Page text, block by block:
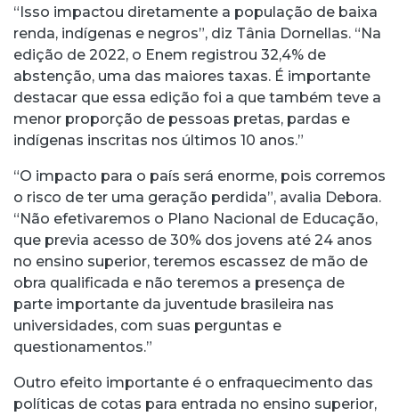
“Isso impactou diretamente a população de baixa
renda, indígenas e negros”, diz Tânia Dornellas. “Na
edição de 2022, o Enem registrou 32,4% de
abstenção, uma das maiores taxas. É importante
destacar que essa edição foi a que também teve a
menor proporção de pessoas pretas, pardas e
indígenas inscritas nos últimos 10 anos.”
“O impacto para o país será enorme, pois corremos
o risco de ter uma geração perdida”, avalia Debora.
“Não efetivaremos o Plano Nacional de Educação,
que previa acesso de 30% dos jovens até 24 anos
no ensino superior, teremos escassez de mão de
obra qualificada e não teremos a presença de
parte importante da juventude brasileira nas
universidades, com suas perguntas e
questionamentos.”
Outro efeito importante é o enfraquecimento das
políticas de cotas para entrada no ensino superior,